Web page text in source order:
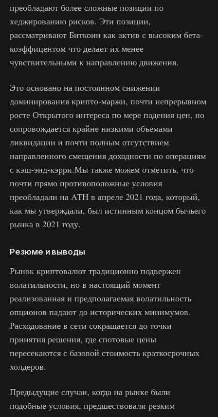
преобладают более сложные позиции по
хеджированию рисков. Эти позиции,
рассматривают Биткоин как актив с высоким бета-
коэффицентом что делает их менее
чувствительными к направлению движения.
Это основано на постоянном снижении
доминирования крипто-маржи, почти непрерывном
росте Открытого интереса по мере падения цен, но
сопровождается крайне низкими объемами
ликвидации и почти полным отсутствием
направленного смещения доходности по операциям
с кэш-энд-кэрри.Мы также можем отметить, что
почти прямо противоположные условия
преобладали на ATH в апреле 2021 года, который,
как мы утверждали, был истинным концом бычьего
рынка в 2021 году.
Резюме и выводы
Рынок криптовалют традиционно подвержен
волатильности, но в настоящий момент
реализованная и предполагаемая волатильность
опционов падают до исторических минимумов.
Расходование в сети сокращается до точки
принятия решения, где спотовые цены
пересекаются с базовой стоимость краткосрочных
холдеров.
Предыдущие случаи, когда на рынке были
подобные условия, предшествовали резким